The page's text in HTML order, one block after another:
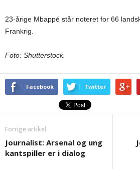
23-årige Mbappé står noteret for 66
Frankrig.
Foto: Shutterstock.
Facebook Twitter
Forrige artikel
Journalist: Arsenal og ung
kantspiller er i dialog